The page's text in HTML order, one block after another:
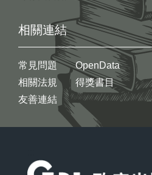
相關連結
常見問題
相關法規
友善連結
OpenData
得獎書目